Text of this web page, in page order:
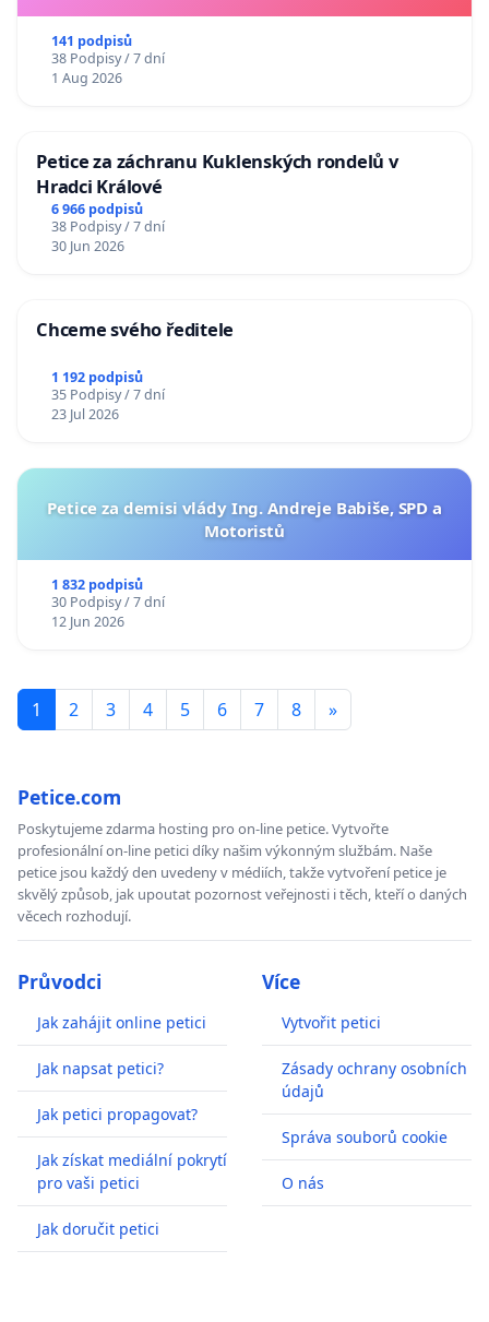
141 podpisů
38 Podpisy / 7 dní
1 Aug 2026
Petice za záchranu Kuklenských rondelů v
Hradci Králové
6 966 podpisů
38 Podpisy / 7 dní
30 Jun 2026
Chceme svého ředitele
1 192 podpisů
35 Podpisy / 7 dní
23 Jul 2026
Petice za demisi vlády Ing. Andreje Babiše, SPD a
Motoristů
1 832 podpisů
30 Podpisy / 7 dní
12 Jun 2026
1 2 3 4 5 6 7 8 »
Petice.com
Poskytujeme zdarma hosting pro on-line petice. Vytvořte
profesionální on-line petici díky našim výkonným službám. Naše
petice jsou každý den uvedeny v médiích, takže vytvoření petice je
skvělý způsob, jak upoutat pozornost veřejnosti i těch, kteří o daných
věcech rozhodují.
Průvodci
Jak zahájit online petici
Jak napsat petici?
Jak petici propagovat?
Jak získat mediální pokrytí
pro vaši petici
Jak doručit petici
Více
Vytvořit petici
Zásady ochrany osobních
údajů
Správa souborů cookie
O nás